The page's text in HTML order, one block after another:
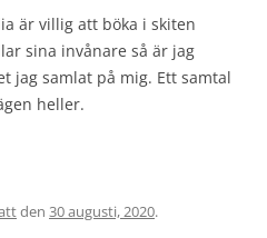
är villig att böka i skiten
sina invånare så är jag
jag samlat på mig. Ett samtal
heller.
den 30 augusti, 2020.